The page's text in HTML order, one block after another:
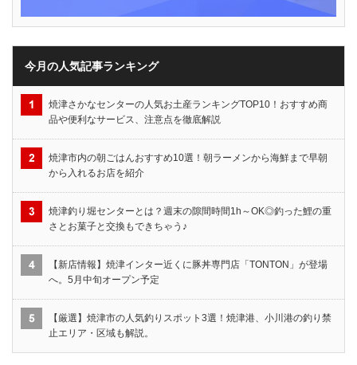
今月の人気記事ランキング
焼津さかなセンターの人気お土産ランキングTOP10！おすすめ商
品や便利なサービス、注意点を徹底解説
焼津市内の朝ごはんおすすめ10選！朝ラーメンから海鮮まで早朝
から入れるお店を紹介
焼津釣り堀センターとは？週末の隙間時間1h～OK◎釣った鯉の重
さとお菓子と交換もできちゃう♪
【新店情報】焼津インター近くに豚丼専門店「TONTON」が登場
へ。5月中旬オープン予定
【厳選】焼津市の人気釣りスポット3選！焼津港、小川港の釣り禁
止エリア・区域も解説。